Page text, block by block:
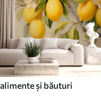
alimente și băuturi